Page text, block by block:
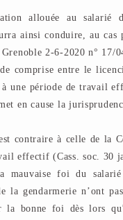
allouée au salarié
ainsi conduire, au
2-6-2020 n° 17/
comprise entre le
à une période de travail
en cause la
contraire à celle de la
effectif (Cass. soc. 30
mauvaise foi du
la gendarmerie n’ont
la bonne foi dès lors